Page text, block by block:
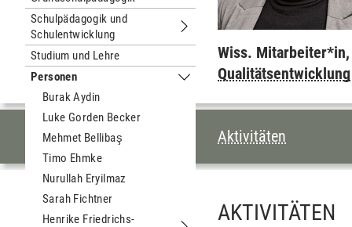
Schulpädagogik und
Schulentwicklung
Untermenu Schulpädagogik und
Studium und Lehre
Personen
Untermenu Personen
Burak Aydin
Luke Gorden Becker
Mehmet Bellibaş
Timo Ehmke
Nurullah Eryilmaz
Sarah Fichtner
Henrike Friedrichs-
Wiss. Mitarbeiter*in,
Qualitätsentwicklung
Aktivitäten
AKTIVITÄTEN